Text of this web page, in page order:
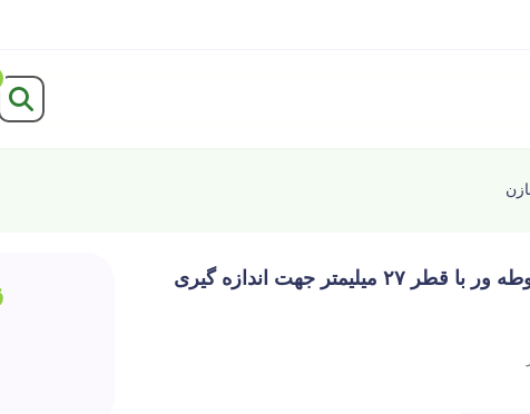
ترانسمیتر فشار و ارتفاع غوطه ور با قطر ۲۷ میلیمتر جهت اندازه گیری